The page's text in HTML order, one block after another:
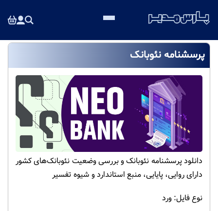
پرسشنامه نئوبانک
دانلود پرسشنامه نئوبانک و بررسی وضعیت نئوبانک‌های کشور
دارای روایی، پایایی، منبع استاندارد و شیوه تفسیر
نوع فایل: ورد